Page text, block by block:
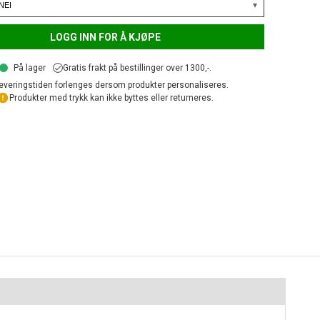
LOGG INN FOR Å KJØPE
På lager
Gratis frakt på bestillinger over 1300,-.
forlenges dersom produkter personaliseres.
Produkter med trykk kan ikke byttes eller returneres.